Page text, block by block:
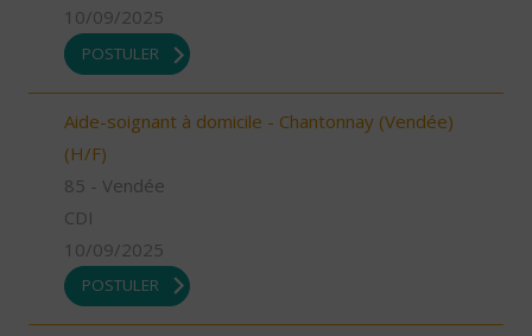
10/09/2025
POSTULER
Aide-soignant à domicile - Chantonnay (Vendée)
(H/F)
85 - Vendée
CDI
10/09/2025
POSTULER